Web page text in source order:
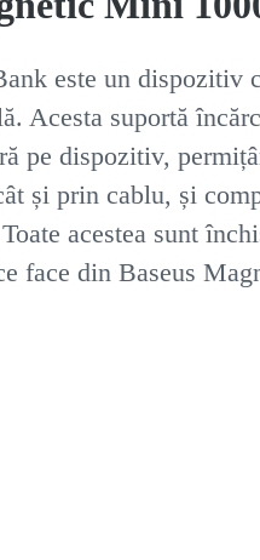
este un dispozitiv
Acesta suportă
pe dispozitiv,
și prin cablu, și
acestea sunt
face din Baseus